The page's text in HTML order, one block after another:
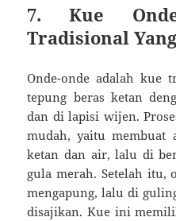
7. Kue
Tradisional
Onde-onde adalah kue
tepung beras ketan
dan di lapisi wijen.
mudah, yaitu membuat
ketan dan air, lalu di
gula merah. Setelah itu,
mengapung, lalu di
disajikan. Kue ini